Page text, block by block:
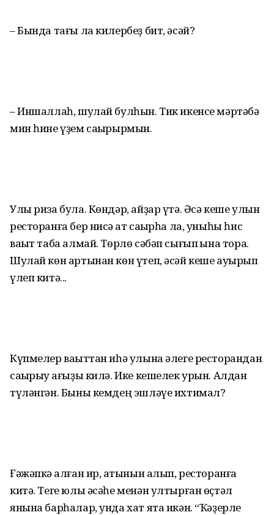
– Бында тағы ла килербеҙ бит, әсәй?
– Иншаллаһ, шулай булһын. Тик икенсе мәртәбә
мин һине үҙем саҡырырмын.
Улы риза була. Көндәр, айҙар үтә. Әсә кеше улын
ресторанға бер нисә ҡат саҡырһа ла, уныһы һис
ваҡыт таба алмай. Төрлө сәбәп сығып ҡына тора.
Шулай көн артынан көн үтеп, әсәй кеше ауырып
үлеп китә...
Күпмелер ваҡыттан иһә улына әлеге ресторандан
саҡырыу ҡағыҙы килә. Ике кешелек урын. Алдан
түләнгән. Быны кемдең эшләүе ихтимал?
Ғәжәпкә ҡалған ир, ҡатынын алып, ресторанға
китә. Теге юлы әсәһе менән ултырған өҫтәл
янына барһалар, унда хат ята икән. “Ҡәҙерле